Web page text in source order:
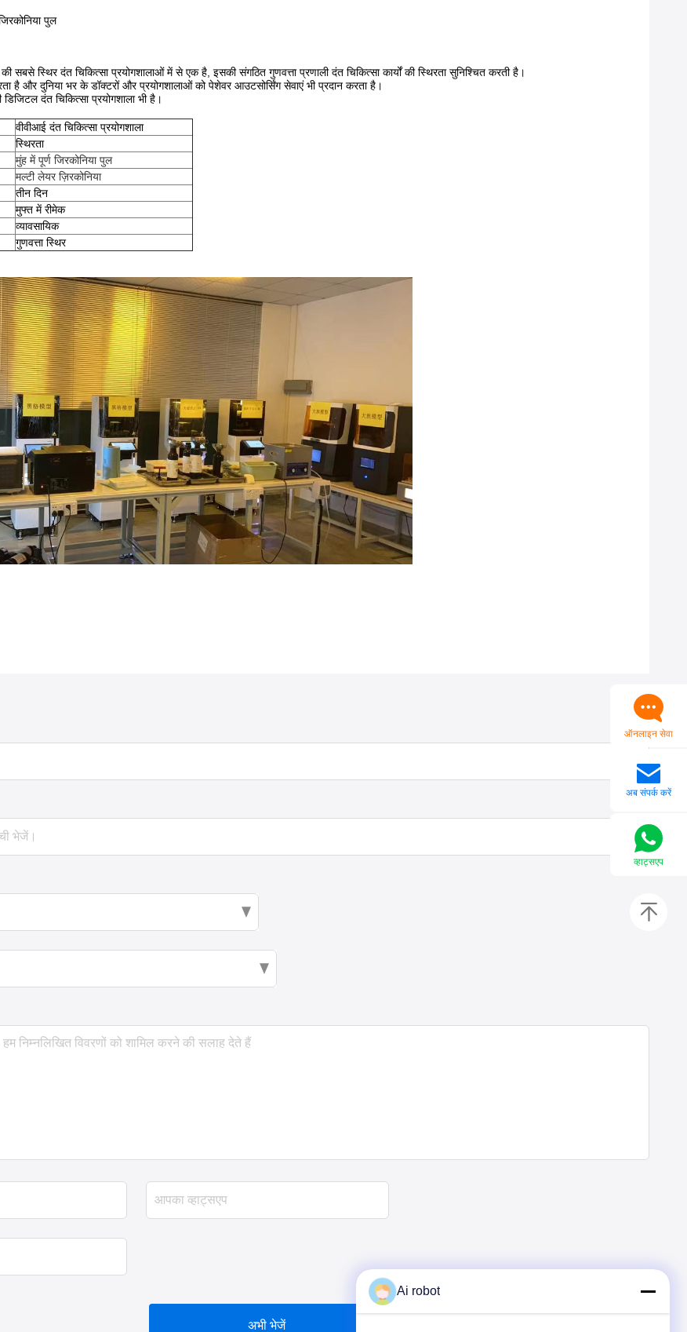
पुल
सबसे स्थिर दंत चिकित्सा प्रयोगशालाओं में से एक है, इसकी संगठित गुणवत्ता प्रणाली दंत चिकित्सा कार्यों की स्थिरता सुनिश्चित करती है।
है और दुनिया भर के डॉक्टरों और प्रयोगशालाओं को पेशेवर आउटसोर्सिंग सेवाएं भी प्रदान करता है।
दंत चिकित्सा प्रयोगशाला भी है।
वीवीआई दंत चिकित्सा प्रयोगशाला
स्थिरता
मुंह में पूर्ण जिरकोनिया पुल
मल्टी लेयर ज़िरकोनिया
तीन दिन
मुफ्त में रीमेक
व्यावसायिक
गुणवत्ता स्थिर
अभी भेजें
ऑनलाइन सेवा
अब संपर्क करें
व्हाट्सएप
Ai robot